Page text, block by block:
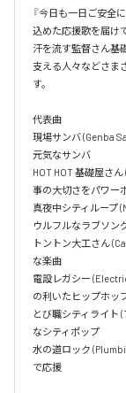
『今日も一日ご安全
込めた応援歌を届け
汗を流す監督さん基
支える人々などさま
す。
代表曲
現場サンバ (Genba
元気なサンバ
HOT HOT 基礎屋さ
事の大切さをパワー
真夜中シティループ
ウルフルなラブソン
トントン大工さん
な楽曲
電設レガシー
の利いたヒップホッ
とび職シティライト
なシティポップ
水の道ロック
で応援